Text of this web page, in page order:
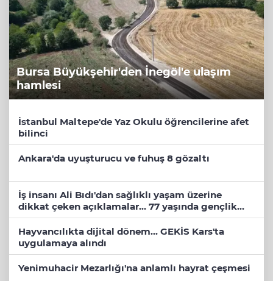
Bursa Büyükşehir'den İnegöl'e ulaşım
hamlesi
İstanbul Maltepe'de Yaz Okulu öğrencilerine afet
bilinci
Ankara'da uyuşturucu ve fuhuş 8 gözaltı
İş insanı Ali Bıdı'dan sağlıklı yaşam üzerine
dikkat çeken açıklamalar... 77 yaşında gençlik
mucizesi
Hayvancılıkta dijital dönem... GEKİS Kars'ta
uygulamaya alındı
Yenimuhacir Mezarlığı'na anlamlı hayrat çeşmesi